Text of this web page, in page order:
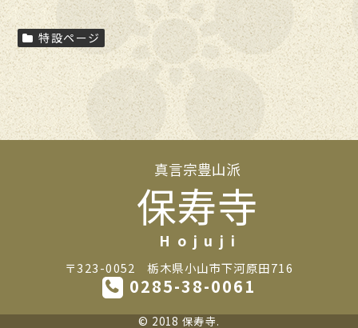
特設ページ
真言宗豊山派
保寿寺
〒323-0052 栃木県小山市下河原田716
0285-38-0061
© 2018 保寿寺.